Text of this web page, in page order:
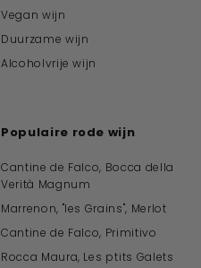
Vegan wijn
Duurzame wijn
Alcoholvrije wijn
Populaire rode wijn
Cantine de Falco, Bocca della
Verità Magnum
Marrenon, "les Grains", Merlot
Cantine de Falco, Primitivo
Rocca Maura, Les ptits Galets